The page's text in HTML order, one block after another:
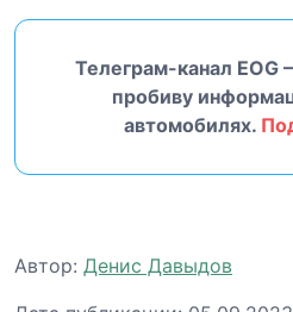
Телеграм-канал EOG
пробиву
автомобилях.
Автор: Денис Давыдов